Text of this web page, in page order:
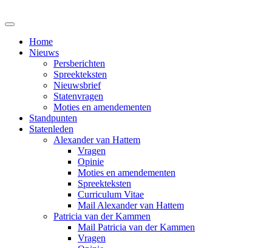
Home
Nieuws
Persberichten
Spreekteksten
Nieuwsbrief
Statenvragen
Moties en amendementen
Standpunten
Statenleden
Alexander van Hattem
Vragen
Opinie
Moties en amendementen
Spreekteksten
Curriculum Vitae
Mail Alexander van Hattem
Patricia van der Kammen
Mail Patricia van der Kammen
Vragen